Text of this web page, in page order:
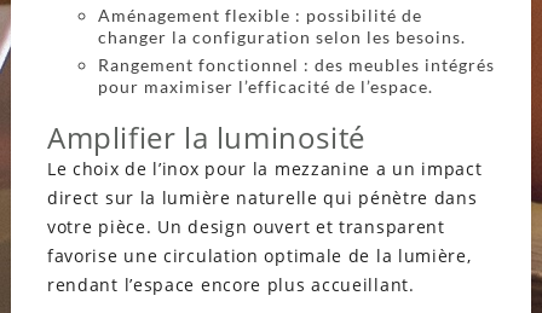
Aménagement flexible : possibilité de
changer la configuration selon les besoins.
Rangement fonctionnel : des meubles intégrés
pour maximiser l’efficacité de l’espace.
Amplifier la luminosité
Le choix de l’inox pour la mezzanine a un impact
direct sur la lumière naturelle qui pénètre dans
votre pièce. Un design ouvert et transparent
favorise une circulation optimale de la lumière,
rendant l’espace encore plus accueillant.